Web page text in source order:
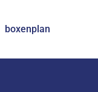
boxenplan